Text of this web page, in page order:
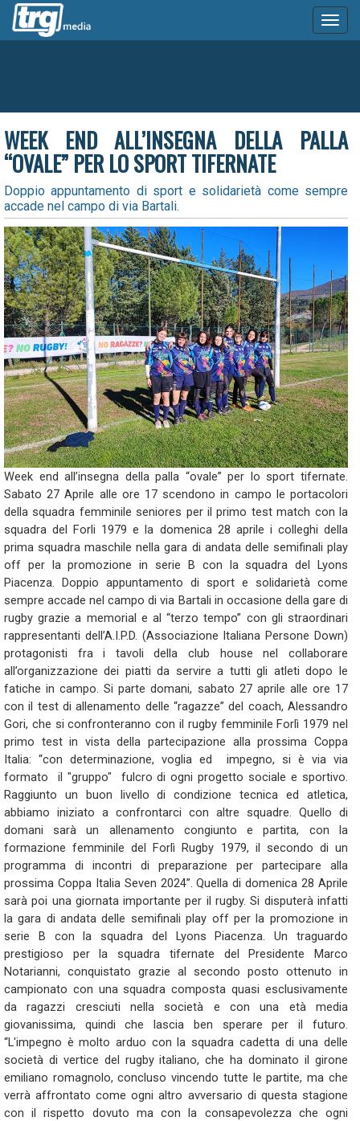
WEEK END ALL’INSEGNA DELLA PALLA
“OVALE” PER LO SPORT TIFERNATE
Doppio appuntamento di sport e solidarietà come sempre
accade nel campo di via Bartali.
Week end all’insegna della palla “ovale” per lo sport tifernate.
Sabato 27 Aprile alle ore 17 scendono in campo le portacolori
della squadra femminile seniores per il primo test match con la
squadra del Forli 1979 e la domenica 28 aprile i colleghi della
prima squadra maschile nella gara di andata delle semifinali play
off per la promozione in serie B con la squadra del Lyons
Piacenza. Doppio appuntamento di sport e solidarietà come
sempre accade nel campo di via Bartali in occasione della gare di
rugby grazie a memorial e al “terzo tempo” con gli straordinari
rappresentanti dell’A.I.P.D. (Associazione Italiana Persone Down)
protagonisti fra i tavoli della club house nel collaborare
all’organizzazione dei piatti da servire a tutti gli atleti dopo le
fatiche in campo. Si parte domani, sabato 27 aprile alle ore 17
con il test di allenamento delle “ragazze” del coach, Alessandro
Gori, che si confronteranno con il rugby femminile Forlì 1979 nel
primo test in vista della partecipazione alla prossima Coppa
Italia: “con determinazione, voglia ed impegno, si è via via
formato il "gruppo" fulcro di ogni progetto sociale e sportivo.
Raggiunto un buon livello di condizione tecnica ed atletica,
abbiamo iniziato a confrontarci con altre squadre. Quello di
domani sarà un allenamento congiunto e partita, con la
formazione femminile del Forlì Rugby 1979, il secondo di un
programma di incontri di preparazione per partecipare alla
prossima Coppa Italia Seven 2024”. Quella di domenica 28 Aprile
sarà poi una giornata importante per il rugby. Si disputerà infatti
la gara di andata delle semifinali play off per la promozione in
serie B con la squadra del Lyons Piacenza. Un traguardo
prestigioso per la squadra tifernate del Presidente Marco
Notarianni, conquistato grazie al secondo posto ottenuto in
campionato con una squadra composta quasi esclusivamente
da ragazzi cresciuti nella società e con una età media
giovanissima, quindi che lascia ben sperare per il futuro.
“L'impegno è molto arduo con la squadra cadetta di una delle
società di vertice del rugby italiano, che ha dominato il girone
emiliano romagnolo, concluso vincendo tutte le partite, ma che
verrà affrontato come ogni altro avversario di questa stagione
con il rispetto dovuto ma con la consapevolezza che ogni